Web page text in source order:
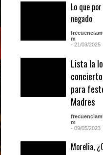
Lo que
negado
m
- 21/03/2025
Lista la
para
Madres
m
- 09/05/2023
Morelia,